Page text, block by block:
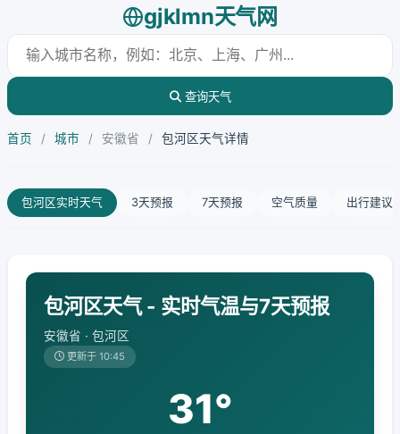
gjklmn天气网
查询天气
首页 / 城市 / 安徽省 / 包河区天气详情
包河区实时天气 3天预报 7天预报 空气质量 出行建议
包河区天气 - 实时气温与7天预报
安徽省 · 包河区
更新于 10:45
31°